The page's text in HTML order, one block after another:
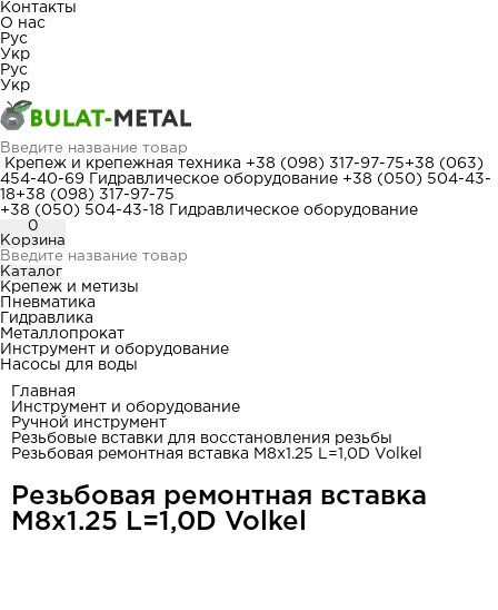
Контакты
О нас
Рус
Укр
Рус
Укр
Крепеж и крепежная техника +38 (098) 317-97-75+38 (063)
454-40-69
Гидравлическое оборудование +38 (050) 504-43-
18+38 (098) 317-97-75
+38 (050) 504-43-18
Гидравлическое оборудование
0
Корзина
Каталог
Крепеж и метизы
Пневматика
Гидравлика
Металлопрокат
Инструмент и оборудование
Насосы для воды
Главная
Инструмент и оборудование
Ручной инструмент
Резьбовые вставки для восстановления резьбы
Резьбовая ремонтная вставка M8x1.25 L=1,0D Volkel
Резьбовая ремонтная вставка
M8x1.25 L=1,0D Volkel